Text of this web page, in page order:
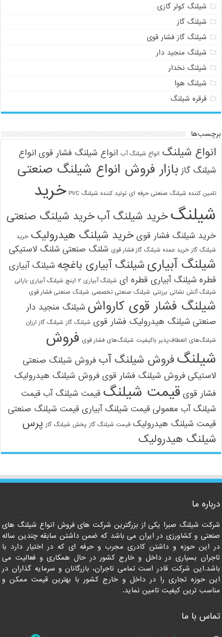
شیلنگ کولر گازی
شیلنگ گاز
شیلنگ گاز فشار قوی
شیلنگ منجید دار
شیلنگ نخدار
شیلنگ هوا
قرقره شیلنگ
برچسب‌ها
انواع شیلنگ انواع شیلنگ آب انواع شیلنگ فشار قوی انواع
شیلنگ گاز بازار فروش انواع شیلنگ صنعتی
تامین کننده شیلنگ صنعتی حرفه ای تولید کننده شیلنگ PVC
خرید
شیلنگخرید شیلنگ آبخرید شیلنگ صنعتی
خرید شیلنگ فشار قوی خرید شیلنگ هیدرولیک خرید
شیلنگ گاز خرید عمده شیلنگ گاز فشار قوی شلنگ صنعتی شلنگ لاستیکی
شیلنگ آبیاری شیلنگ آبیاری باغچه شیلنگ آبیاری
قطره شیلنگ آبیاری قطره ای شیلنگ آبیاری ۲ اینچ شیلنگ آبیاری بارانی
شیلنگ آتش نشانی برزنتی شیلنگ صنعتی تخصصی شیلنگ صنعتی فشار قوی
شیلنگ فشار قوی کارواش شیلنگ منجید دار
صنعتی شیلنگ هیدرولیک فشار قوی شیلنگ گاز شیلنگ گاز ارزان
شیلنگ‌های انعطاف‌پذیر باکیفیت شیلنگ‌های فشار قوی فروش
شیلنگ فروش شیلنگ آب فروش شیلنگ صنعتی
لاستیکی فروش شیلنگ فشار قوی فروش شیلنگ هیدرولیک
فشار قوی قیمت شیلنگ قیمت شیلنگ آب قیمت
شیلنگ آب معمولی قیمت شیلنگ آبیاری قیمت شیلنگ صنعتی
قیمت شیلنگ هیدرولیک قیمت شیلنگ گاز پخش شیلنگ گاز پرس
شیلنگ هیدرولیک
درباره ما
شرکت شیلنگ صبرا یکی از بزرگترین شرکت های فروش انواع شیلنگ های
صنعتی و کشاورزی در ایران می باشد که ضمن داشتن سابقه چندین ساله
در این حوزه و داشتن کادری مجرب و حرفه ای که در اختیار دارد با
تاجران بسیاری در داخل و خارج کشور در حال همکاری و فعالیت می
باشد.این شرکت قادر است تمامی تاجران، بازرگانان و سرمایه گذاران در
این حوزه تجاری را در داخل و خارج کشور با بهترین قیمت ممکن و
مناسب ترین کیفیت تامین نماید.
تماس با ما